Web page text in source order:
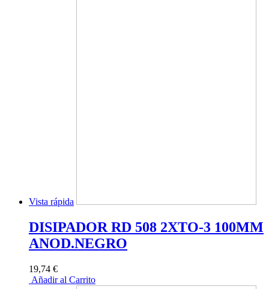
Vista rápida
DISIPADOR RD 508 2XTO-3 100MM
ANOD.NEGRO
19,74 €
Añadir al Carrito